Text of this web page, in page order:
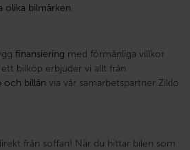
olika bilmärken.
finansiering med förmånliga villkor
bilköp erbjuder vi allt från
och billån via vår samarbetspartner Ziklo
från soffan! När du hittar bilen som